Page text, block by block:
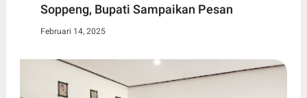
Soppeng, Bupati Sampaikan Pesan
Februari 14, 2025